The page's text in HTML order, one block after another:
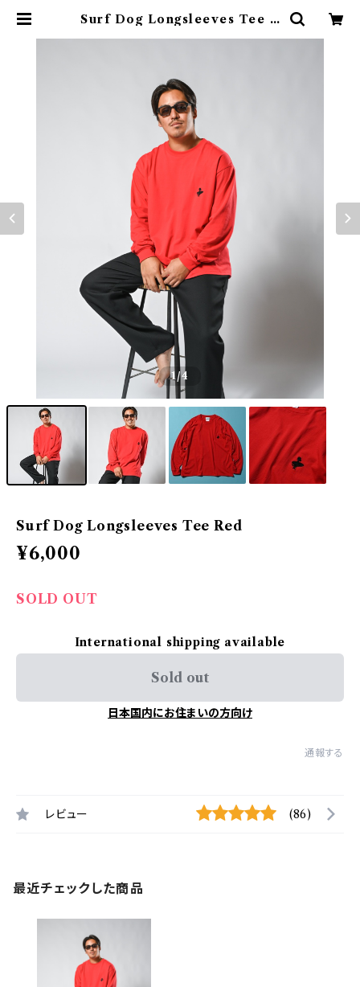
Surf Dog Longsleeves Tee R
1/4
Surf Dog Longsleeves Tee Red
¥6,000
SOLD OUT
International shipping available
Sold out
日本国内にお住まいの方向け
通報する
レビュー (86)
最近チェックした商品